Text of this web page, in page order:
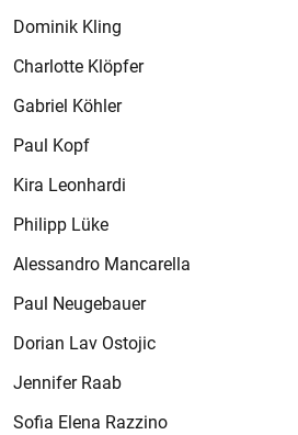
Dominik Kling
Charlotte Klöpfer
Gabriel Köhler
Paul Kopf
Kira Leonhardi
Philipp Lüke
Alessandro Mancarella
Paul Neugebauer
Dorian Lav Ostojic
Jennifer Raab
Sofia Elena Razzino